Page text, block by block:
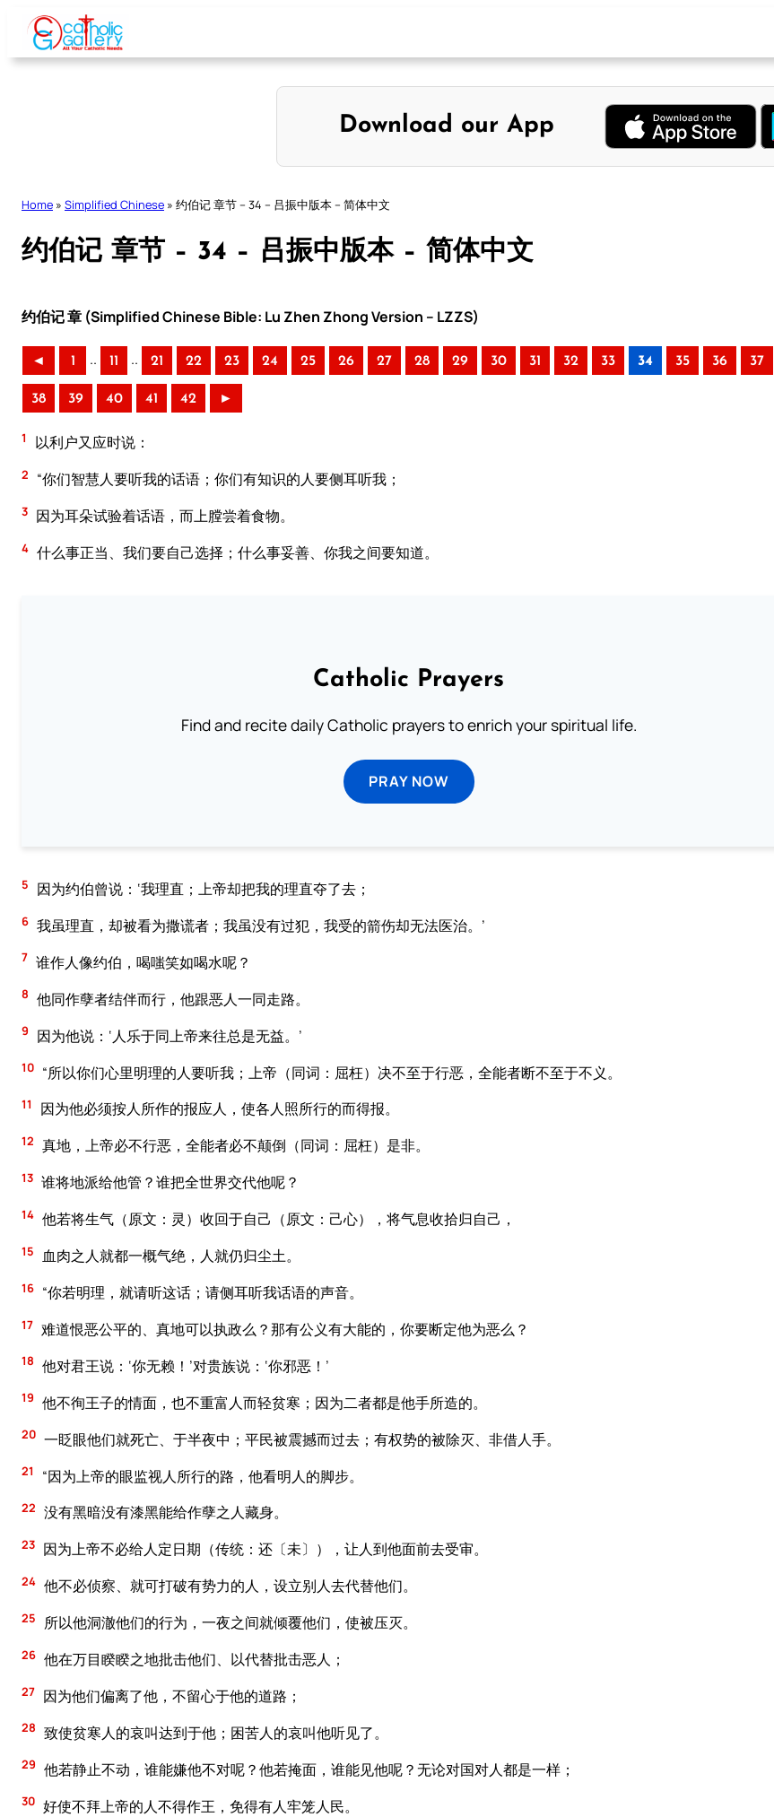
Skip
content
Download our App
Home » Simplified Chinese » 约伯记 章节 – 34 – 吕振中版本 – 简体中文
约伯记 章节 – 34 – 吕振中版本 – 简体中文
约伯记 章 (Simplified Chinese Bible: Lu Zhen Zhong Version – LZZS)
◄ 1 .. 11 .. 21 22 23 24 25 26 27 28 29 30 31 32 33 34 35 36 37
38 39 40 41 42 ►
1 以利户又应时说：
2 “你们智慧人要听我的话语；你们有知识的人要侧耳听我；
3 因为耳朵试验着话语，而上膛尝着食物。
4 什么事正当、我们要自己选择；什么事妥善、你我之间要知道。
Catholic Prayers
Find and recite daily Catholic prayers to enrich your spiritual life.
PRAY NOW
5 因为约伯曾说：‘我理直；上帝却把我的理直夺了去；
6 我虽理直，却被看为撒谎者；我虽没有过犯，我受的箭伤却无法医治。’
7 谁作人像约伯，喝嗤笑如喝水呢？
8 他同作孽者结伴而行，他跟恶人一同走路。
9 因为他说：‘人乐于同上帝来往总是无益。’
10 “所以你们心里明理的人要听我；上帝（同词：屈枉）决不至于行恶，全能者断不至于不义。
11 因为他必须按人所作的报应人，使各人照所行的而得报。
12 真地，上帝必不行恶，全能者必不颠倒（同词：屈枉）是非。
13 谁将地派给他管？谁把全世界交代他呢？
14 他若将生气（原文：灵）收回于自己（原文：己心），将气息收拾归自己，
15 血肉之人就都一概气绝，人就仍归尘土。
16 “你若明理，就请听这话；请侧耳听我话语的声音。
17 难道恨恶公平的、真地可以执政么？那有公义有大能的，你要断定他为恶么？
18 他对君王说：‘你无赖！’对贵族说：‘你邪恶！’
19 他不徇王子的情面，也不重富人而轻贫寒；因为二者都是他手所造的。
20 一眨眼他们就死亡、于半夜中；平民被震撼而过去；有权势的被除灭、非借人手。
21 “因为上帝的眼监视人所行的路，他看明人的脚步。
22 没有黑暗没有漆黑能给作孽之人藏身。
23 因为上帝不必给人定日期（传统：还〔未〕），让人到他面前去受审。
24 他不必侦察、就可打破有势力的人，设立别人去代替他们。
25 所以他洞澈他们的行为，一夜之间就倾覆他们，使被压灭。
26 他在万目睽睽之地批击他们、以代替批击恶人；
27 因为他们偏离了他，不留心于他的道路；
28 致使贫寒人的哀叫达到于他；困苦人的哀叫他听见了。
29 他若静止不动，谁能嫌他不对呢？他若掩面，谁能见他呢？无论对国对人都是一样；
30 好使不拜上帝的人不得作王，免得有人牢笼人民。